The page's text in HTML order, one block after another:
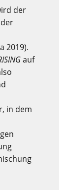
der
der
2019).
auf
, in dem